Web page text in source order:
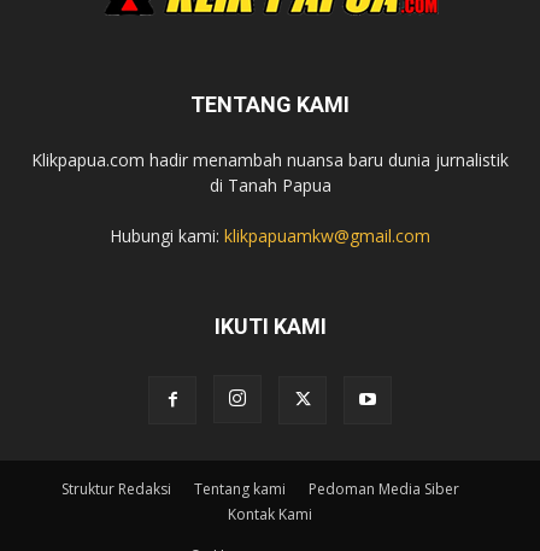
TENTANG KAMI
Klikpapua.com hadir menambah nuansa baru dunia jurnalistik
di Tanah Papua
Hubungi kami: klikpapuamkw@gmail.com
IKUTI KAMI
Struktur Redaksi Tentang kami
Pedoman Media Siber
Kontak Kami